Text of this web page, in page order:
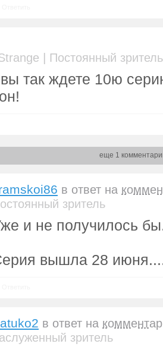
| Постоянный зритель
так ждете 10ю
еще 1
в ответ на
зритель
и не получилось
вышла 28
в ответ на
зритель